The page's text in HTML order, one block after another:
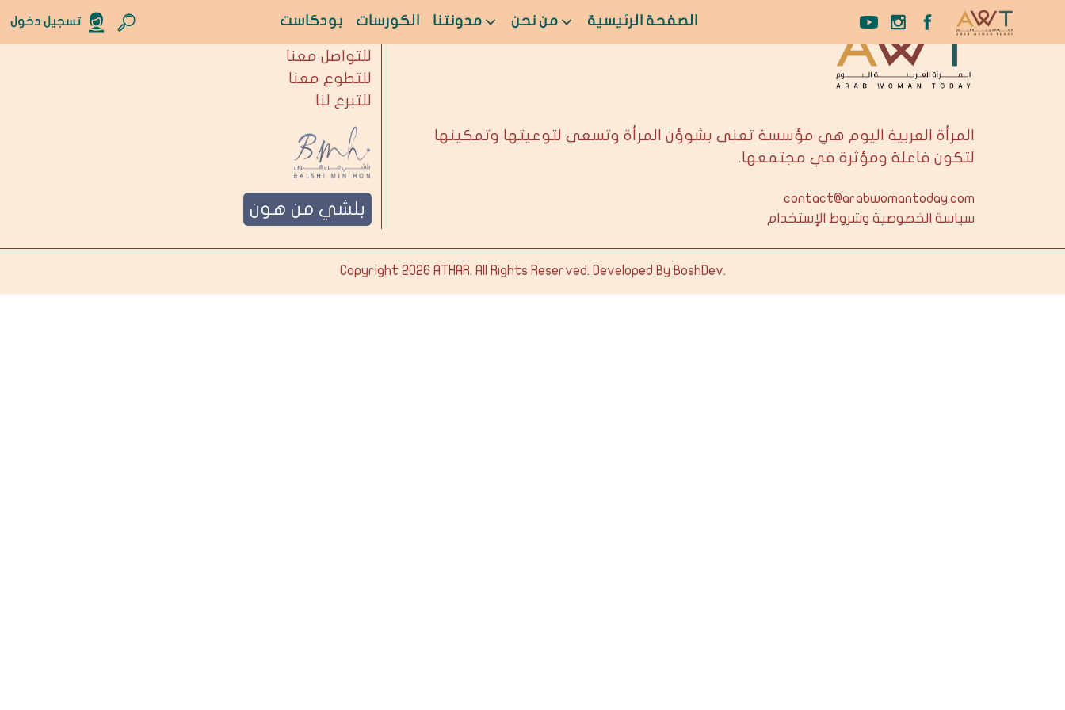
الصفحة الرئيسية من نحن مدونتنا الكورسات بودكاست تسجيل دخول
المرأة العربية اليوم هي مؤسسة تعنى بشوؤن المرأة وتسعى لتوعيتها وتمكينها
لتكون فاعلة ومؤثرة في مجتمعها.
contact@arabwomantoday.com
سياسة الخصوصية وشروط الإستخدام
للتواصل معنا
للتطوع معنا
للتبرع لنا
بلشي من هون
Copyright 2026 ATHAR. All Rights Reserved. Developed By BoshDev.